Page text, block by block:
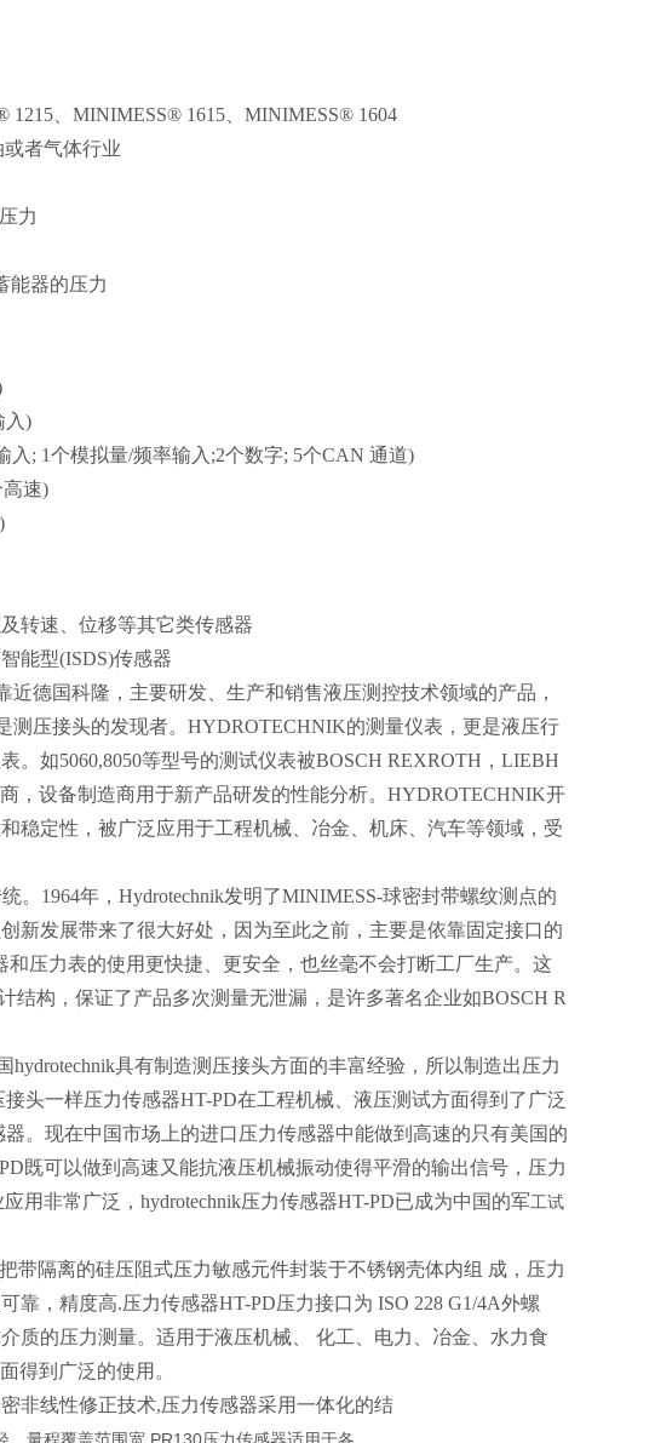
、MINIMESS® 1615、MINIMESS® 1604
者气体行业
力
器的压力
入)
; 1个模拟量/频率输入;2个数字; 5个CAN 通道)
速)
转速、位移等其它类传感器
能型(ISDS)传感器
近德国科隆，主要研发、生产和销售液压测控技术领域的产品，
测压接头的发现者。HYDROTECHNIK的测量仪表，更是液压行
如5060,8050等型号的测试仪表被BOSCH REXROTH，LIEBH
，设备制造商用于新产品研发的性能分析。HYDROTECHNIK开
稳定性，被广泛应用于工程机械、冶金、机床、汽车等领域，受
。1964年，Hydrotechnik发明了MINIMESS-球密封带螺纹测点的
新发展带来了很大好处，因为至此之前，主要是依靠固定接口的
压力表的使用更快捷、更安全，也丝毫不会打断工厂生产。这
结构，保证了产品多次测量无泄漏，是许多著名企业如BOSCH R
具有制造测压接头方面的丰富经验，所以制造出压力
头一样压力传感器HT-PD在工程机械、液压测试方面得到了广泛
。现在中国市场上的进口压力传感器中能做到高速的只有美国的
既可以做到高速又能抗液压机械振动使得平滑的输出信号，压力
用非常广泛，hydrotechnik压力传感器HT-PD已成为中国的军工试
带隔离的硅压阻式压力敏感元件封装于不锈钢壳体内组 成，压力
，精度高.压力传感器HT-PD压力接口为 ISO 228 G1/4A外螺
质的压力测量。适用于液压机械、 化工、电力、冶金、水力食
得到广泛的使用。
非线性修正技术,压力传感器采用一体化的结